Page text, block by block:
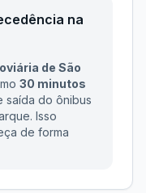
na
de São
30 minutos
saída do ônibus
Isso
de forma